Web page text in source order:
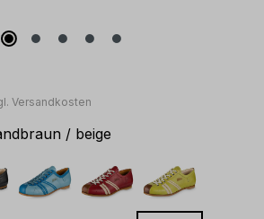
Versandkosten
/ beige